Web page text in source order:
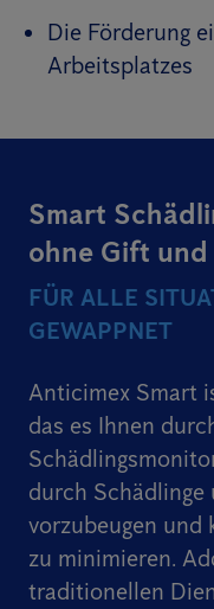
Die Förderung
Arbeitsplatzes
Smart
ohne Gift
FÜR ALLE
GEWAPPNET
Anticimex Smart
das es Ihnen
durch
vorzubeugen und
zu minimieren.
traditionellen